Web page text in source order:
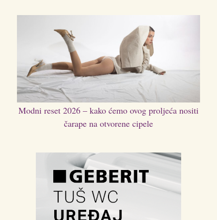
Modni reset 2026 – kako ćemo ovog proljeća nositi
čarape na otvorene cipele